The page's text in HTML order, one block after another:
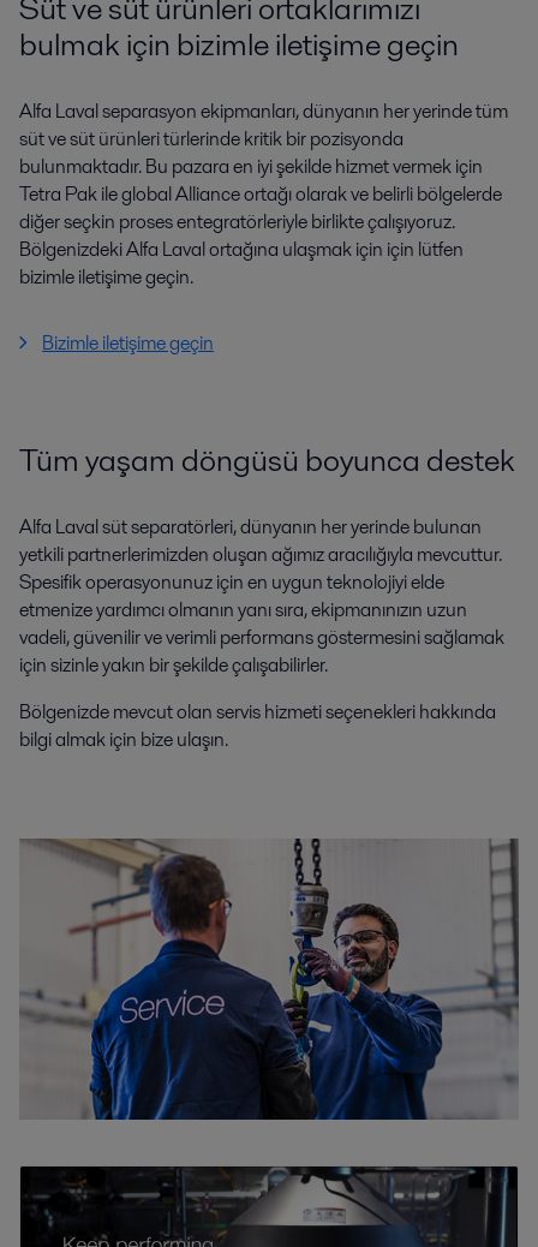
Süt ve süt ürünleri ortaklarımızı
bulmak için bizimle iletişime geçin
Alfa Laval separasyon ekipmanları, dünyanın her yerinde tüm
süt ve süt ürünleri türlerinde kritik bir pozisyonda
bulunmaktadır. Bu pazara en iyi şekilde hizmet vermek için
Tetra Pak ile global Alliance ortağı olarak ve belirli bölgelerde
diğer seçkin proses entegratörleriyle birlikte çalışıyoruz.
Bölgenizdeki Alfa Laval ortağına ulaşmak için için lütfen
bizimle iletişime geçin.
Bizimle iletişime geçin
Tüm yaşam döngüsü boyunca destek
Alfa Laval süt separatörleri, dünyanın her yerinde bulunan
yetkili partnerlerimizden oluşan ağımız aracılığıyla mevcuttur.
Spesifik operasyonunuz için en uygun teknolojiyi elde
etmenize yardımcı olmanın yanı sıra, ekipmanınızın uzun
vadeli, güvenilir ve verimli performans göstermesini sağlamak
için sizinle yakın bir şekilde çalışabilirler.
Bölgenizde mevcut olan servis hizmeti seçenekleri hakkında
bilgi almak için bize ulaşın.